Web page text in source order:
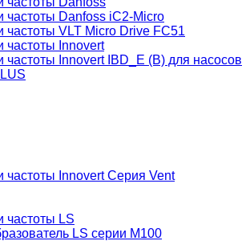
частоты Danfoss iC2-Micro
частоты VLT Micro Drive FC51
частоты Innovert
частоты Innovert IBD_E (B) для насосов
частоты Innovert Серия Vent
частоты LS
LS серии M100